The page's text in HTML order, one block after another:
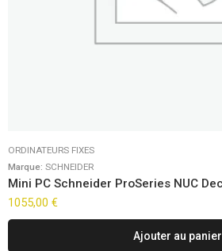
ORDINATEURS FIXES
Marque: SCHNEIDER
1055,00 €
Ajouter au panier